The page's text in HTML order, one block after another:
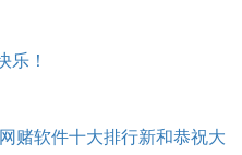
乐！
赌软件十大排行新和恭祝大